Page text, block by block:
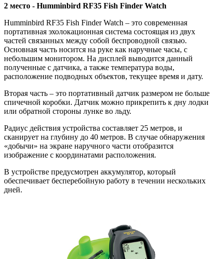
2 место - Humminbird RF35 Fish Finder Watch
Humminbird RF35 Fish Finder Watch – это современная
портативная эхолокационная система состоящая из двух
частей связанных между собой беспроводной связью.
Основная часть носится на руке как наручные часы, с
небольшим монитором. На дисплей выводится данный
полученные с датчика, а также температура воды,
расположение подводных объектов, текущее время и дату.
Вторая часть – это портативный датчик размером не больше
спичечной коробки. Датчик можно прикрепить к дну лодки
или обратной стороны лунке во льду.
Радиус действия устройства составляет 25 метров, и
сканирует на глубину до 40 метров. В случае обнаружения
«добычи» на экране наручного части отобразится
изображение с координатами расположения.
В устройстве предусмотрен аккумулятор, который
обеспечивает бесперебойную работу в течении нескольких
дней.